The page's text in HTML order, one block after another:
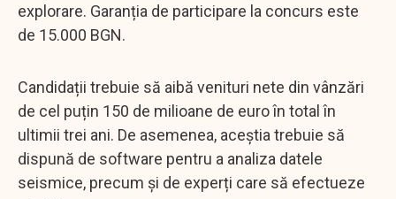
explorare. Garanția de participare la concurs este
de 15.000 BGN.
Candidații trebuie să aibă venituri nete din vânzări
de cel puțin 150 de milioane de euro în total în
ultimii trei ani. De asemenea, aceștia trebuie să
dispună de software pentru a analiza datele
seismice, precum și de experți care să efectueze